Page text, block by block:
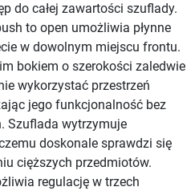
do całej zawartości szuflady.
to open umożliwia płynne
w dowolnym miejscu frontu.
bokiem o szerokości zaledwie
wykorzystać przestrzeń
jego funkcjonalność bez
Szuflada wytrzymuje
doskonale sprawdzi się
cięższych przedmiotów.
regulację w trzech